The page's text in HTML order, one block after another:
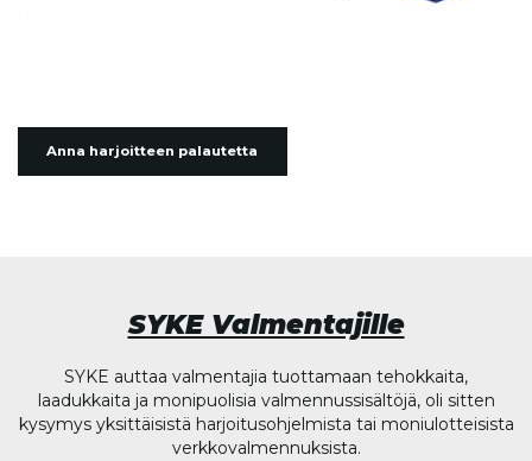
Anna harjoitteen palautetta
SYKE Valmentajille
SYKE auttaa valmentajia tuottamaan tehokkaita,
laadukkaita ja monipuolisia valmennussisältöjä, oli sitten
kysymys yksittäisistä harjoitusohjelmista tai moniulotteisista
verkkovalmennuksista.